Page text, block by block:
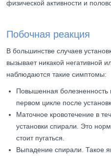
физической активности и
Побочная реакция
В большинстве случаев
вызывает никакой негативной
наблюдаются такие симптомы:
Повышенная болезненность
первом цикле после
Маточное кровотечение в
установки спирали. Это
стоит пугаться.
Выпадение спирали. Такое